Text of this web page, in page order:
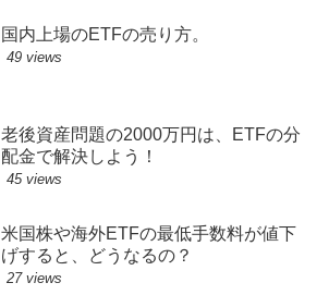
国内上場のETFの売り方。
49 views
老後資産問題の2000万円は、ETFの分
配金で解決しよう！
45 views
米国株や海外ETFの最低手数料が値下
げすると、どうなるの？
27 views